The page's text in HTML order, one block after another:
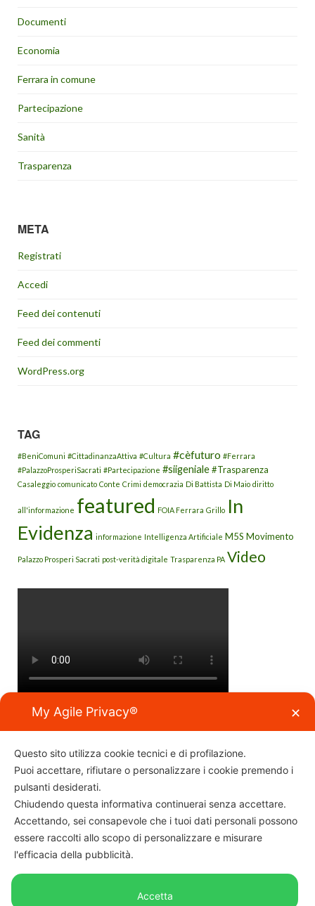
Documenti
Economia
Ferrara in comune
Partecipazione
Sanità
Trasparenza
META
Registrati
Accedi
Feed dei contenuti
Feed dei commenti
WordPress.org
TAG
#BeniComuni #CittadinanzaAttiva #Cultura #cèfuturo #Ferrara
#PalazzoProsperiSacrati #Partecipazione #siigeniale#Trasparenza
Casaleggio comunicato Conte Crimi democrazia Di Battista Di Maio diritto
all'informazione featured FOIA Ferrara Grillo In
Evidenza informazione Intelligenza Artificiale M5S Movimento
Palazzo Prosperi Sacrati post-verità digitale Trasparenza PA Video
“1 vale 1” come primo e fondamentale concetto di convivenza
civile e democratica (antifascista), per la condivisione e la
partecipazione dei cittadini tutti, senza distinzione di età, sesso,
cultura, etnia e credo religioso
Associazione “viviferrara”
My Agile Privacy® ✕
Questo sito utilizza cookie tecnici e di profilazione.
Puoi accettare, rifiutare o personalizzare i cookie premendo i
pulsanti desiderati.
Chiudendo questa informativa continuerai senza accettare.
Accettando, sei consapevole che i tuoi dati personali possono
essere raccolti allo scopo di personalizzare e misurare
l'efficacia della pubblicità.
Accetta